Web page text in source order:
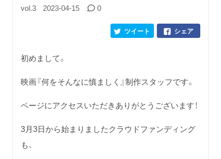
vol.3 2023-04-15 0
シェア
ツイート
初めまして。
映画『何をそんなに慎ましく』制作スタッフです。
ページにアクセスいただきありがとうございます！
3月3日から始まりましたクラウドファンディング
も、